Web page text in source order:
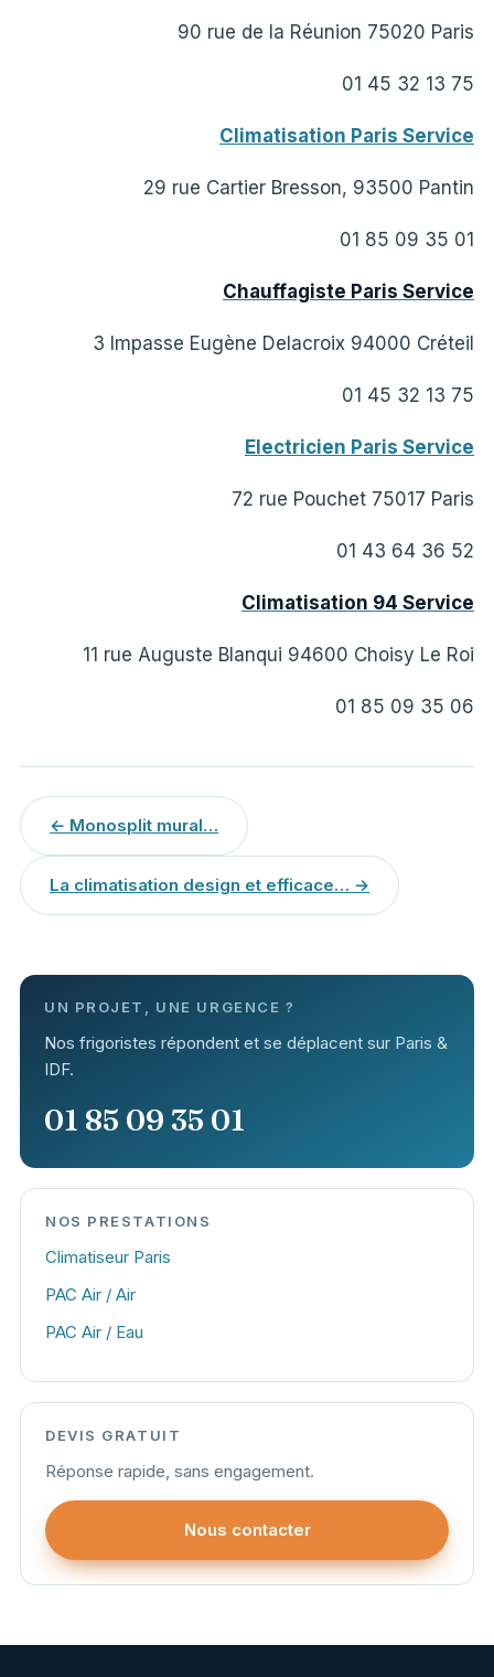
90 rue de la Réunion 75020 Paris
01 45 32 13 75
Climatisation Paris Service
29 rue Cartier Bresson, 93500 Pantin
01 85 09 35 01
Chauffagiste Paris Service
3 Impasse Eugène Delacroix 94000 Créteil
01 45 32 13 75
Electricien Paris Service
72 rue Pouchet 75017 Paris
01 43 64 36 52
Climatisation 94 Service
11 rue Auguste Blanqui 94600 Choisy Le Roi
01 85 09 35 06
← Monosplit mural…
La climatisation design et efficace… →
UN PROJET, UNE URGENCE ?
Nos frigoristes répondent et se déplacent sur Paris &
IDF.
01 85 09 35 01
NOS PRESTATIONS
Climatiseur Paris
PAC Air / Air
PAC Air / Eau
DEVIS GRATUIT
Réponse rapide, sans engagement.
Nous contacter